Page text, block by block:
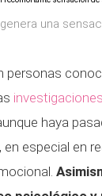
una
investigaciones
haya
, en especial en